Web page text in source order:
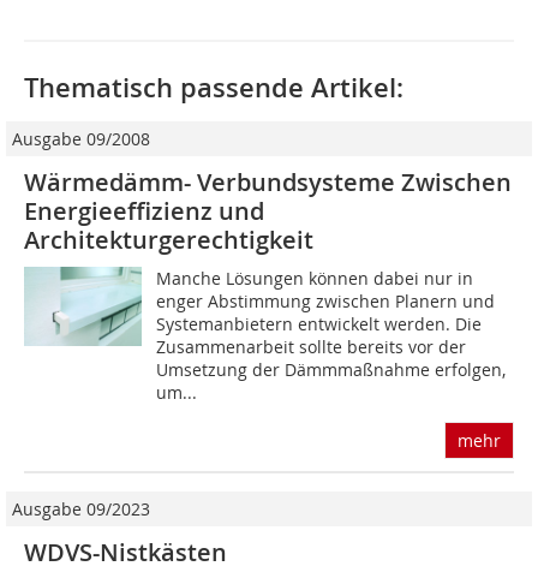
Thematisch passende Artikel:
Ausgabe 09/2008
Wärmedämm- Verbundsysteme Zwischen
Energieeffizienz und
Architekturgerechtigkeit
Manche Lösungen können dabei nur in
enger Abstimmung zwischen Planern und
System­anbietern entwickelt werden. Die
Zusammenarbeit sollte bereits vor der
Umsetzung der Dämmmaßnahme erfolgen,
um...
mehr
Ausgabe 09/2023
WDVS-Nistkästen